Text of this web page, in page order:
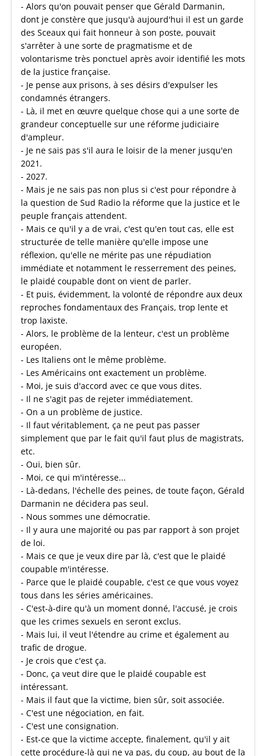
- Alors qu'on pouvait penser que Gérald Darmanin,
dont je constère que jusqu'à aujourd'hui il est un garde
des Sceaux qui fait honneur à son poste, pouvait
s'arrêter à une sorte de pragmatisme et de
volontarisme très ponctuel après avoir identifié les mots
de la justice française.
- Je pense aux prisons, à ses désirs d'expulser les
condamnés étrangers.
- Là, il met en œuvre quelque chose qui a une sorte de
grandeur conceptuelle sur une réforme judiciaire
d'ampleur.
- Je ne sais pas s'il aura le loisir de la mener jusqu'en
2021.
- 2027.
- Mais je ne sais pas non plus si c'est pour répondre à
la question de Sud Radio la réforme que la justice et le
peuple français attendent.
- Mais ce qu'il y a de vrai, c'est qu'en tout cas, elle est
structurée de telle manière qu'elle impose une
réflexion, qu'elle ne mérite pas une répudiation
immédiate et notamment le resserrement des peines,
le plaidé coupable dont on vient de parler.
- Et puis, évidemment, la volonté de répondre aux deux
reproches fondamentaux des Français, trop lente et
trop laxiste.
- Alors, le problème de la lenteur, c'est un problème
européen.
- Les Italiens ont le même problème.
- Les Américains ont exactement un problème.
- Moi, je suis d'accord avec ce que vous dites.
- Il ne s'agit pas de rejeter immédiatement.
- On a un problème de justice.
- Il faut véritablement, ça ne peut pas passer
simplement que par le fait qu'il faut plus de magistrats,
etc.
- Oui, bien sûr.
- Moi, ce qui m'intéresse...
- Là-dedans, l'échelle des peines, de toute façon, Gérald
Darmanin ne décidera pas seul.
- Nous sommes une démocratie.
- Il y aura une majorité ou pas par rapport à son projet
de loi.
- Mais ce que je veux dire par là, c'est que le plaidé
coupable m'intéresse.
- Parce que le plaidé coupable, c'est ce que vous voyez
tous dans les séries américaines.
- C'est-à-dire qu'à un moment donné, l'accusé, je crois
que les crimes sexuels en seront exclus.
- Mais lui, il veut l'étendre au crime et également au
trafic de drogue.
- Je crois que c'est ça.
- Donc, ça veut dire que le plaidé coupable est
intéressant.
- Mais il faut que la victime, bien sûr, soit associée.
- C'est une négociation, en fait.
- C'est une consignation.
- Est-ce que la victime accepte, finalement, qu'il y ait
cette procédure-là qui ne va pas, du coup, au bout de la